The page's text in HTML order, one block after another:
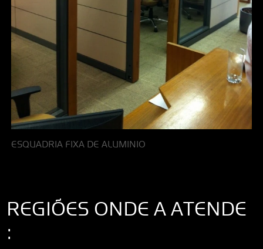
ESQUADRIA FIXA DE ALUMINIO
REGIÕES ONDE A ATENDE
: